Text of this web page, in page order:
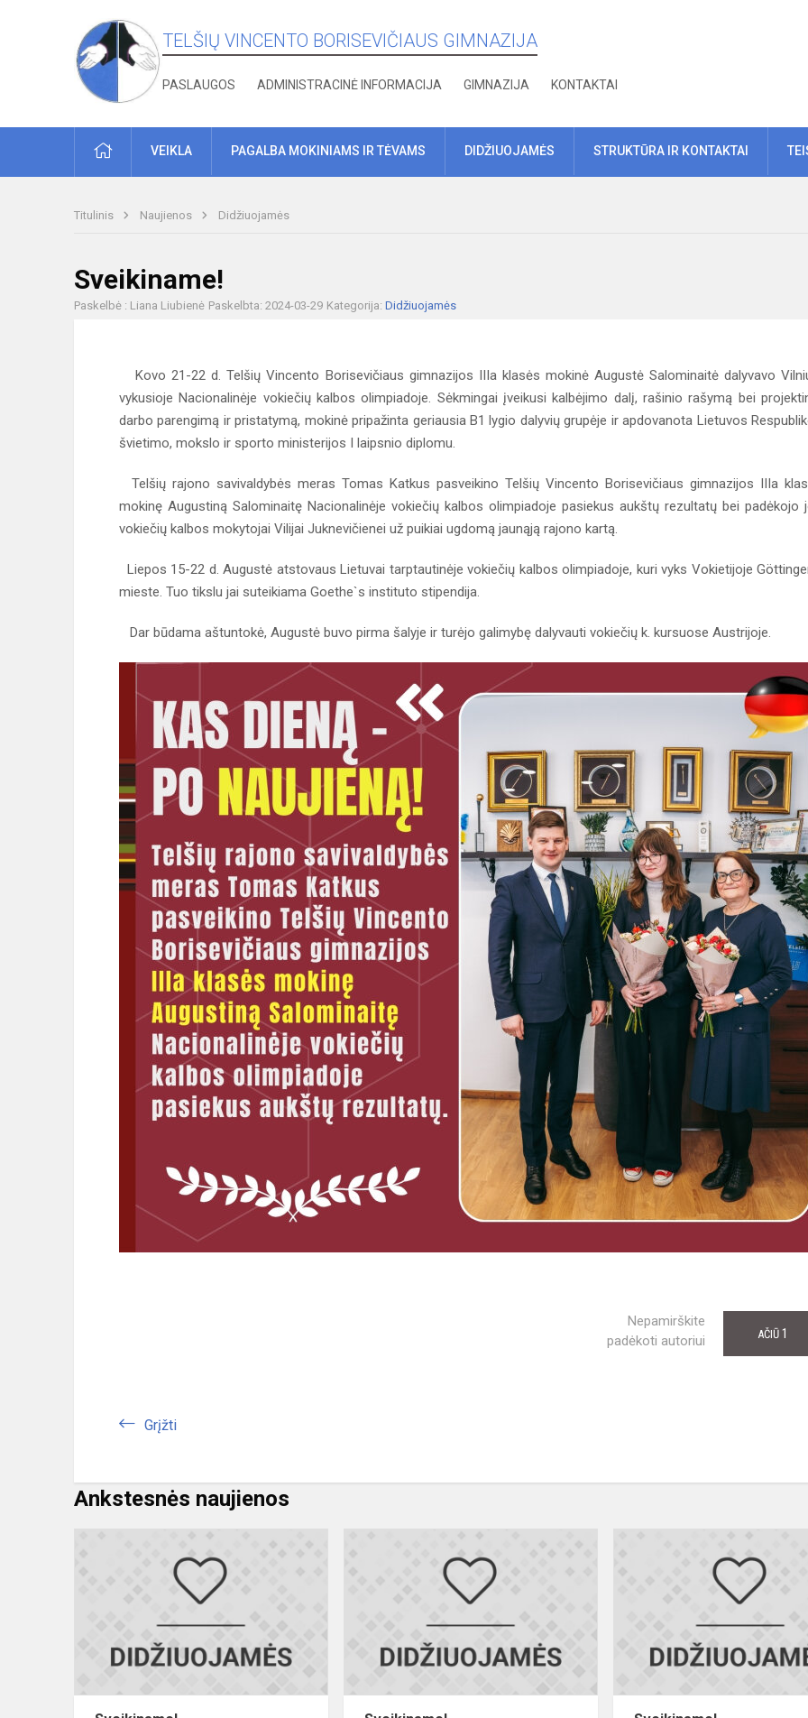
TELŠIŲ VINCENTO BORISEVIČIAUS GIMNAZIJA
PASLAUGOS ADMINISTRACINĖ INFORMACIJA GIMNAZIJA KONTAKTAI
PRADŽIAVEIKLA PAGALBA MOKINIAMS IR TĖVAMS DIDŽIUOJAMĖS STRUKTŪRA IR KONTAKTAI
Titulinis Naujienos Didžiuojamės
Sveikiname!
Paskelbė : Liana Liubienė Paskelbta: 2024-03-29 Kategorija: Didžiuojamės
Kovo 21-22 d. Telšių Vincento Borisevičiaus gimnazijos IIIa klasės mokinė Augustė Salominaitė dalyvavo
vykusioje Nacionalinėje vokiečių kalbos olimpiadoje. Sėkmingai įveikusi kalbėjimo dalį, rašinio rašymą bei
darbo parengimą ir pristatymą, mokinė pripažinta geriausia B1 lygio dalyvių grupėje ir apdovanota Lietuvos
švietimo, mokslo ir sporto ministerijos I laipsnio diplomu.
Telšių rajono savivaldybės meras Tomas Katkus pasveikino Telšių Vincento Borisevičiaus gimnazijos IIIa
mokinę Augustiną Salominaitę Nacionalinėje vokiečių kalbos olimpiadoje pasiekus aukštų rezultatų bei padėkojo
vokiečių kalbos mokytojai Vilijai Juknevičienei už puikiai ugdomą jaunąją rajono kartą.
Liepos 15-22 d. Augustė atstovaus Lietuvai tarptautinėje vokiečių kalbos olimpiadoje, kuri vyks Vokietijoje
mieste. Tuo tikslu jai suteikiama Goethe`s instituto stipendija.
Dar būdama aštuntokė, Augustė buvo pirma šalyje ir turėjo galimybę dalyvauti vokiečių k. kursuose Austrijoje.
Nepamirškite
padėkoti autoriui
AČIŪ 1
Grįžti
Ankstesnės naujienos